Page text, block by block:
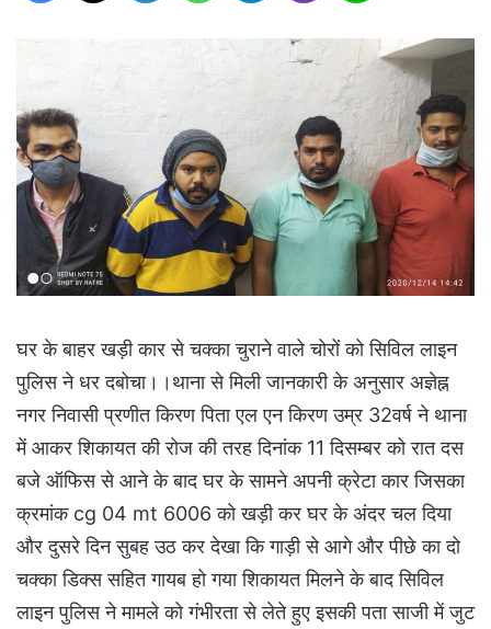
घर के बाहर खड़ी कार से चक्का चुराने वाले चोरों को सिविल लाइन
पुलिस ने धर दबोचा।।थाना से मिली जानकारी के अनुसार अज्ञेह्न
नगर निवासी प्रणीत किरण पिता एल एन किरण उम्र 32वर्ष ने थाना
में आकर शिकायत की रोज की तरह दिनांक 11 दिसम्बर को रात दस
बजे ऑफिस से आने के बाद घर के सामने अपनी क्रेटा कार जिसका
क्रमांक cg 04 mt 6006 को खड़ी कर घर के अंदर चल दिया
और दुसरे दिन सुबह उठ कर देखा कि गाड़ी से आगे और पीछे का दो
चक्का डिक्स सहित गायब हो गया शिकायत मिलने के बाद सिविल
लाइन पुलिस ने मामले को गंभीरता से लेते हुए इसकी पता साजी में जुट